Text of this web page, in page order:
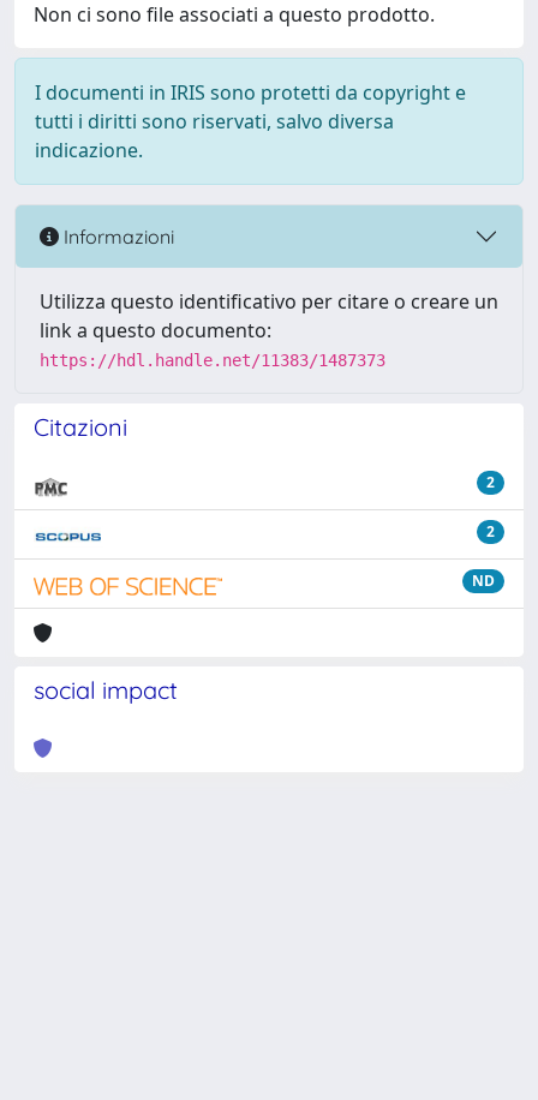
Non ci sono file associati a questo prodotto.
I documenti in IRIS sono protetti da copyright e
tutti i diritti sono riservati, salvo diversa
indicazione.
Informazioni
Utilizza questo identificativo per citare o creare un
link a questo documento:
https://hdl.handle.net/11383/1487373
Citazioni
2
2
ND
social impact